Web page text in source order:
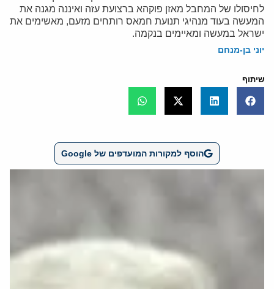
לחיסולו של המחבל מאזן פוקהא ברצועת עזה ואיננה מגנה את
המעשה בעוד מנהיגי תנועת חמאס רותחים מזעם, מאשימים את
ישראל במעשה ומאיימים בנקמה.
יוני בן-מנחם
שיתוף
הוסף למקורות המועדפים של Google